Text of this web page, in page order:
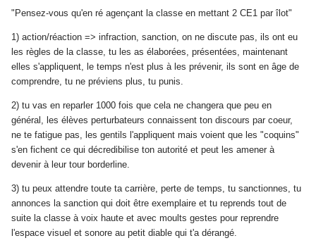
" Pensez-vous qu'en ré agençant la classe en mettant 2 CE1 par îlot"
1) action/réaction => infraction, sanction, on ne discute pas, ils ont eu
les règles de la classe, tu les as élaborées, présentées, maintenant
elles s'appliquent, le temps n'est plus à les prévenir, ils sont en âge de
comprendre, tu ne préviens plus, tu punis.
2) tu vas en reparler 1000 fois que cela ne changera que peu en
général, les élèves perturbateurs connaissent ton discours par coeur,
ne te fatigue pas, les gentils l'appliquent mais voient que les "coquins"
s'en fichent ce qui décredibilise ton autorité et peut les amener à
devenir à leur tour borderline.
3) tu peux attendre toute ta carrière, perte de temps, tu sanctionnes, tu
annonces la sanction qui doit être exemplaire et tu reprends tout de
suite la classe à voix haute et avec moults gestes pour reprendre
l'espace visuel et sonore au petit diable qui t'a dérangé.